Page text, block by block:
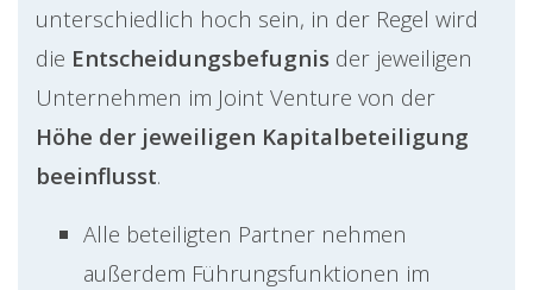
unterschiedlich hoch sein, in der Regel wird
die Entscheidungsbefugnis der jeweiligen
Unternehmen im Joint Venture von der
Höhe der jeweiligen Kapitalbeteiligung
beeinflusst.
Alle beteiligten Partner nehmen
außerdem Führungsfunktionen im